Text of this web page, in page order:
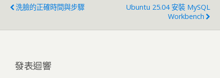
洗臉的正確時間與步驟
Ubuntu 25.04 安裝 MySQL
Workbench
發表迴響